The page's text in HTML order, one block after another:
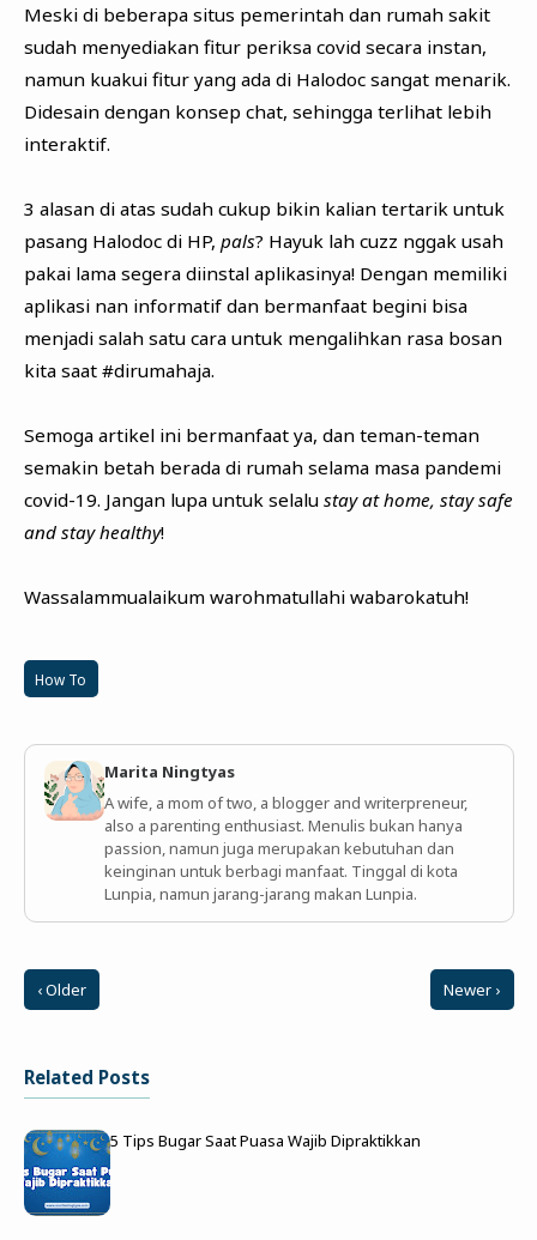
Meski di beberapa situs pemerintah dan rumah sakit
sudah menyediakan fitur periksa covid secara instan,
namun kuakui fitur yang ada di Halodoc sangat menarik.
Didesain dengan konsep chat, sehingga terlihat lebih
interaktif.
3 alasan di atas sudah cukup bikin kalian tertarik untuk
pasang Halodoc di HP, pals? Hayuk lah cuzz nggak usah
pakai lama segera diinstal aplikasinya! Dengan memiliki
aplikasi nan informatif dan bermanfaat begini bisa
menjadi salah satu cara untuk mengalihkan rasa bosan
kita saat #dirumahaja.
Semoga artikel ini bermanfaat ya, dan teman-teman
semakin betah berada di rumah selama masa pandemi
covid-19. Jangan lupa untuk selalu stay at home, stay safe
and stay healthy!
Wassalammualaikum warohmatullahi wabarokatuh!
How To
Marita Ningtyas
A wife, a mom of two, a blogger and writerpreneur,
also a parenting enthusiast. Menulis bukan hanya
passion, namun juga merupakan kebutuhan dan
keinginan untuk berbagi manfaat. Tinggal di kota
Lunpia, namun jarang-jarang makan Lunpia.
‹ Older Newer ›
Related Posts
5 Tips Bugar Saat Puasa Wajib Dipraktikkan